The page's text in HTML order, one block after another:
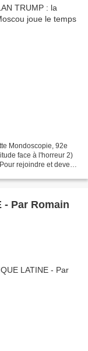
Mondoscopie, 92e
face à l'horreur 2)
rejoindre et devenir
- Par Romain